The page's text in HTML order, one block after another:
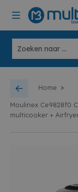
Home >
Moulinex Ce9828f0
multicooker +